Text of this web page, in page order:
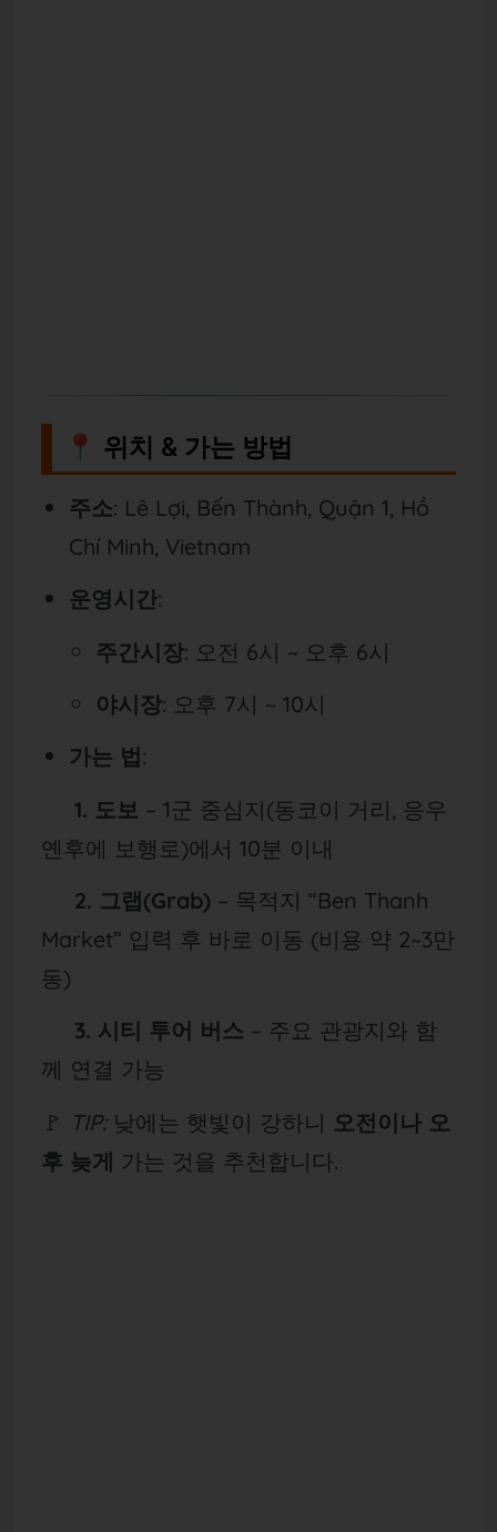
📍 위치 & 가는 방법
주소: Lê Lợi, Bến Thành, Quận 1, Hồ
Chí Minh, Vietnam
운영시간:
주간시장: 오전 6시 ~ 오후 6시
야시장: 오후 7시 ~ 10시
가는 법 :
1. 도보 – 1군 중심지(동코이 거리, 응우
옌후에 보행로)에서 10분 이내
2. 그랩(Grab) – 목적지 “Ben Thanh
Market” 입력 후 바로 이동 (비용 약 2~3만
동)
3. 시티 투어 버스 – 주요 관광지와 함
께 연결 가능
🚩 TIP:낮에는 햇빛이 강하니 오전이나 오
후 늦게 가는 것을 추천합니다.